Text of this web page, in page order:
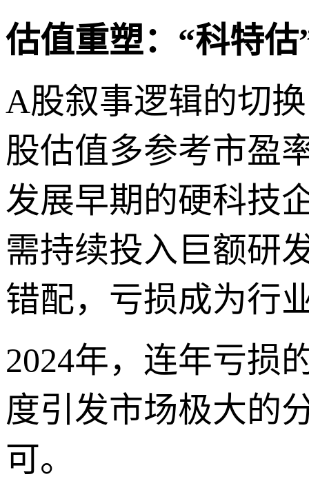
估值重塑：“科特
A股叙事逻辑的切
股估值多参考市盈
发展早期的硬科技
需持续投入巨额研
错配，亏损成为行
2024年，连年亏损
度引发市场极大的
可。